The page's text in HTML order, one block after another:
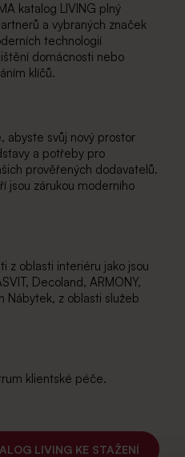
katalog LIVING plný
a vybraných značek
technologií
domácnosti nebo
klíčů.
abyste svůj nový prostor
a potřeby pro
prověřených dodavatelů.
jsou zárukou moderního
z oblasti interiéru jako jsou
Decoland, ARMONY,
Nábytek, z oblasti služeb
klientské péče.
LIVING KE STAŽENÍ